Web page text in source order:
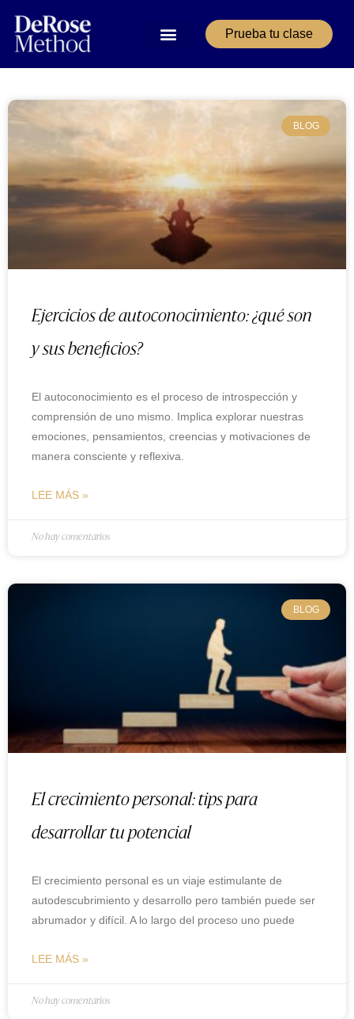
Prueba tu clase
BLOG
Ejercicios de autoconocimiento: ¿qué son
y sus beneficios?
El autoconocimiento es el proceso de introspección y
comprensión de uno mismo. Implica explorar nuestras
emociones, pensamientos, creencias y motivaciones de
manera consciente y reflexiva.
LEE MÁS »
No hay comentarios
BLOG
El crecimiento personal: tips para
desarrollar tu potencial
El crecimiento personal es un viaje estimulante de
autodescubrimiento y desarrollo pero también puede ser
abrumador y difícil. A lo largo del proceso uno puede
LEE MÁS »
No hay comentarios